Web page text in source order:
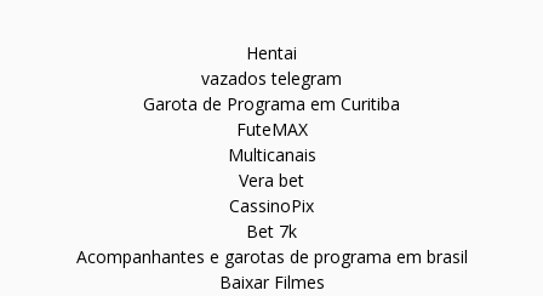
Hentai
vazados telegram
Garota de Programa em Curitiba
FuteMAX
Multicanais
Vera bet
CassinoPix
Bet 7k
Acompanhantes e garotas de programa em brasil
Baixar Filmes